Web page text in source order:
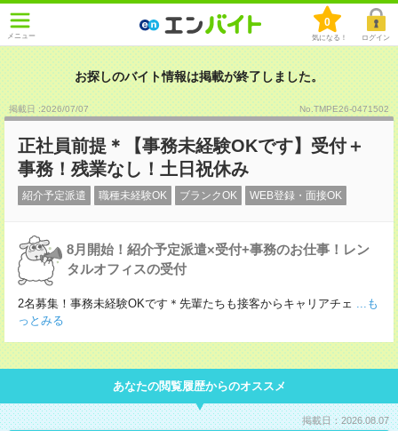
メニュー
0
気になる！ ログイン
お探しのバイト情報は掲載が終了しました。
掲載日 :2026/07/07 No.TMPE26-0471502
正社員前提＊【事務未経験OKです】受付＋
事務！残業なし！土日祝休み
紹介予定派遣 職種未経験OK ブランクOK WEB登録・面接OK
8月開始！紹介予定派遣×受付+事務のお仕事！レン
タルオフィスの受付
2名募集！事務未経験OKです＊先輩たちも接客からキャリアチェ ...も
っとみる
あなたの閲覧履歴からのオススメ
掲載日：2026.08.07